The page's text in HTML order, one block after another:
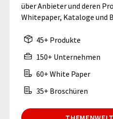
über Anbieter und deren
Whitepaper, Kataloge und
45+ Produkte
150+ Unternehmen
60+ White Paper
35+ Broschüren